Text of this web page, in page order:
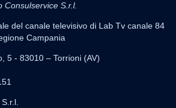
S.r.l.
del canale televisivo di Lab Tv canale 84
Campania
5 - 83010 – Torrioni (AV)